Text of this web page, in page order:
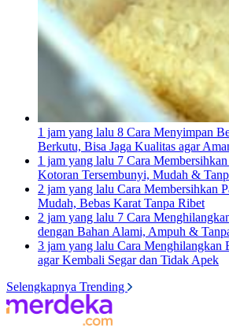
1 jam yang lalu 8 Cara Menyimpan
Berkutu, Bisa Jaga Kualitas agar
1 jam yang lalu 7 Cara
Kotoran Tersembunyi, Mudah &
2 jam yang lalu Cara Membersihkan
Mudah, Bebas Karat Tanpa Ribet
2 jam yang lalu 7 Cara
dengan Bahan Alami, Ampuh &
3 jam yang lalu Cara Menghilangkan
agar Kembali Segar dan Tidak Apek
Selengkapnya Trending